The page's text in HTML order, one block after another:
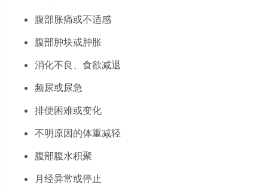
腹部胀痛或不适感
腹部肿块或肿胀
消化不良、食欲减退
频尿或尿急
排便困难或变化
不明原因的体重减轻
腹部腹水积聚
月经异常或停止